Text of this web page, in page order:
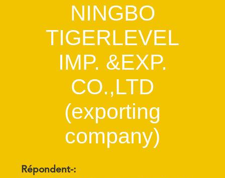
NINGBO
TIGERLEVEL
IMP. &EXP.
CO.,LTD
(exporting
company)
Répondent-: